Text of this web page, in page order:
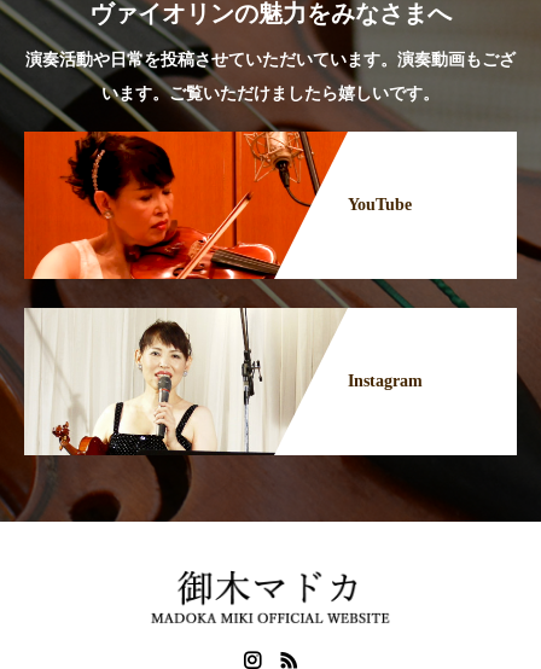
ヴァイオリンの魅力をみなさまへ
演奏活動や日常を投稿させていただいています。演奏動画もござ
います。ご覧いただけましたら嬉しいです。
YouTube
Instagram